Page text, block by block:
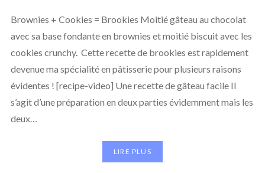
Brownies + Cookies = Brookies Moitié gâteau au chocolat
avec sa base fondante en brownies et moitié biscuit avec les
cookies crunchy. Cette recette de brookies est rapidement
devenue ma spécialité en pâtisserie pour plusieurs raisons
évidentes ! [recipe-video] Une recette de gâteau facile Il
s’agit d’une préparation en deux parties évidemment mais les
deux…
LIRE PLUS